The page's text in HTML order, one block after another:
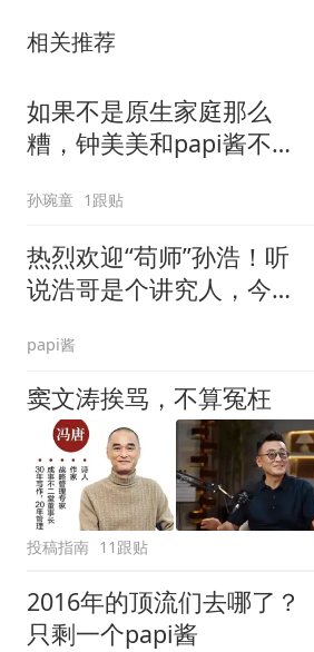
相关推荐
如果不是原生家庭那么
糟，钟美美和papi酱不会
孙琬童 1跟贴
热烈欢迎“苟师”孙浩！听
说浩哥是个讲究人，今天
papi酱
窦文涛挨骂，不算冤枉
投稿指南 11跟贴
2016年的顶流们去哪了？
只剩一个papi酱